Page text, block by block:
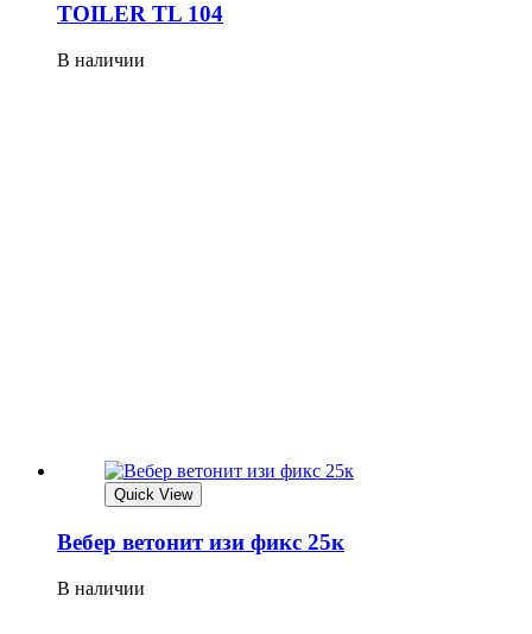
TOILER TL 104
В наличии
Quick View
Вебер ветонит изи фикс 25к
В наличии